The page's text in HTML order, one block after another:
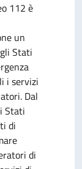
112 è
un
Stati
i servizi
Dal
Stati
di
di